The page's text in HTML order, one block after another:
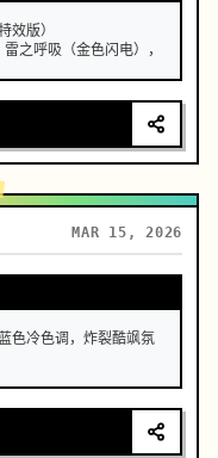
上摘下一颗挂着晶莹…
版）
之呼吸（金色闪电），
MAR 15, 2026
色冷色调，炸裂酷飒氛